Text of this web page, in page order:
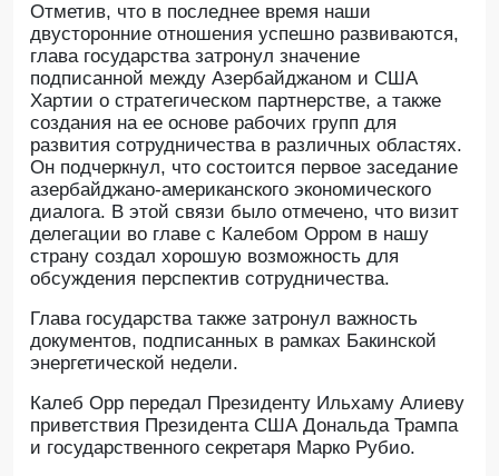
Отметив, что в последнее время наши
двусторонние отношения успешно развиваются,
глава государства затронул значение
подписанной между Азербайджаном и США
Хартии о стратегическом партнерстве, а также
создания на ее основе рабочих групп для
развития сотрудничества в различных областях.
Он подчеркнул, что состоится первое заседание
азербайджано-американского экономического
диалога. В этой связи было отмечено, что визит
делегации во главе с Калебом Орром в нашу
страну создал хорошую возможность для
обсуждения перспектив сотрудничества.
Глава государства также затронул важность
документов, подписанных в рамках Бакинской
энергетической недели.
Калеб Орр передал Президенту Ильхаму Алиеву
приветствия Президента США Дональда Трампа
и государственного секретаря Марко Рубио.